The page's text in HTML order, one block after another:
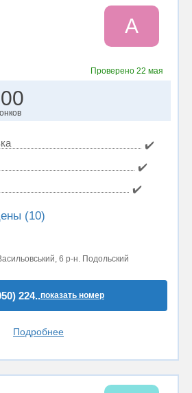
A
Проверено 22 мая
✔️
✔️
✔️
(10)
6 р-н. Подольский
224..показать номер
Подробнее